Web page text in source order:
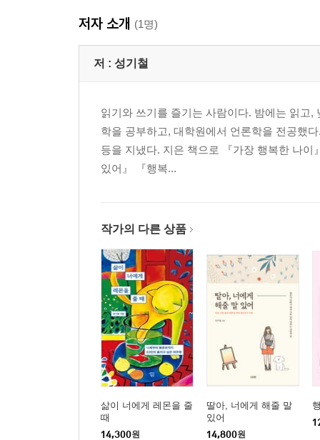
저자 소개 (1명)
저 : 성기철
읽기와 쓰기를 즐기는 사람이다. 밤에는 읽고,
학을 공부하고, 대학원에서 언론학을 전공했
등을 지냈다. 지은 책으로 『가장 행복한 나
있어』 『행복...
작가의 다른 상품
삶이 너에게 레몬을 줄
때
14,300원
딸아, 너에게 해줄 말
있어
14,800원